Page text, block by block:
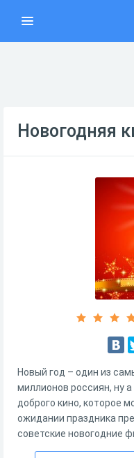
Новогодняя
Новый год – один из
миллионов россиян, ну
доброго кино, которое
ожидании праздника
советские новогодние